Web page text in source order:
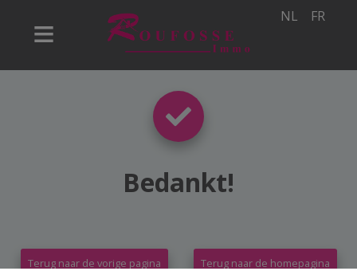
NL FR
Bedankt!
Terug naar de vorige pagina Terug naar de homepagina